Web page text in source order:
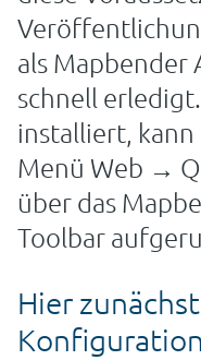
als Mapbender
schnell
installiert, kann
Menü Web →
über das
Toolbar
Hier